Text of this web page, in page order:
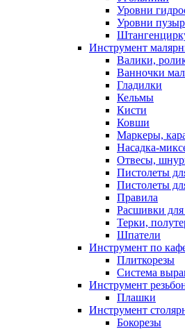
Уровни
Уровни
Инструмент
Валики,
Ванночки
Гладилки
Кельмы
Кисти
Ковши
Маркеры,
Насадка-
Отвесы,
Пистолеты
Пистолеты
Правила
Расшивки
Терки,
Шпатели
Инструмент по
Плиткорезы
Система
Инструмент
Плашки
Инструмент
Бокорезы